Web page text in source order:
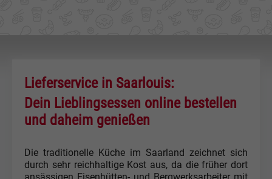
Lieferservice in Saarlouis:
Dein Lieblingsessen online bestellen
und daheim genießen
Die traditionelle Küche im Saarland zeichnet sich
durch sehr reichhaltige Kost aus, da die früher dort